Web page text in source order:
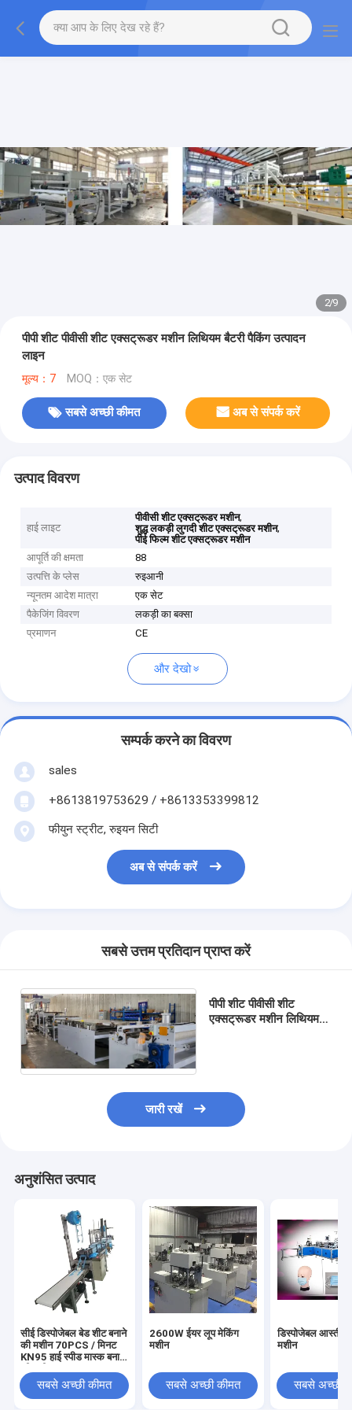
2/9
पीपी शीट पीवीसी शीट एक्सट्रूडर मशीन लिथियम बैटरी पैकिंग उत्पादन
लाइन
मूल्य：7 MOQ：एक सेट
सबसे अच्छी कीमत अब से संपर्क करें
उत्पाद विवरण
हाई लाइट
पीवीसी शीट एक्सट्रूडर मशीन,
शुद्ध लकड़ी लुगदी शीट एक्सट्रूडर मशीन,
पीई फिल्म शीट एक्सट्रूडर मशीन
आपूर्ति की क्षमता
88
उत्पत्ति के प्लेस
रुइआनी
न्यूनतम आदेश मात्रा
एक सेट
पैकेजिंग विवरण
लकड़ी का बक्सा
प्रमाणन
CE
और देखो
सम्पर्क करने का विवरण
sales
+8613819753629 / +8613353399812
फीयुन स्ट्रीट, रुइयन सिटी
अब से संपर्क करें
सबसे उत्तम प्रतिदान प्राप्त करें
पीपी शीट पीवीसी शीट
एक्सट्रूडर मशीन लिथियम
जारी रखें
अनुशंसित उत्पाद
सीई डिस्पोजेबल बेड शीट बनाने
की मशीन 70PCS / मिनट
KN95 हाई स्पीड मास्क बनाने
सबसे अच्छी कीमत
2600W ईयर लूप मेकिंग
मशीन
सबसे अच्छी कीमत
डिस्पोजेबल आस्तीन
मशीन
सबसे अच्छी